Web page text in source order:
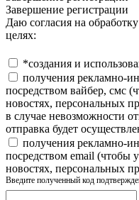
Завершение регистрации
Даю согласия на
целях:
*создания и
получения рекламно-
посредством вайбер, смс
новостях, персональных
в случае невозможности
отправка будет
получения рекламно-
посредством email (чтобы
новостях, персональных
Введите полученный код